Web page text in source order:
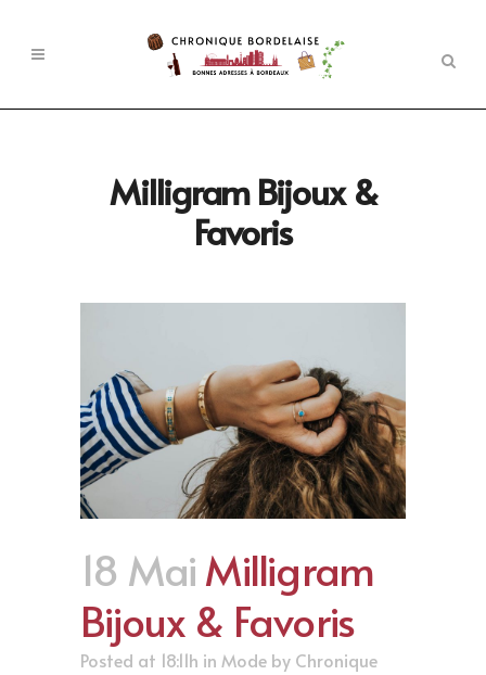
Milligram Bijoux &
Favoris
18 MaiMilligram
Bijoux & Favoris
Posted at 18:11h in Mode by Chronique